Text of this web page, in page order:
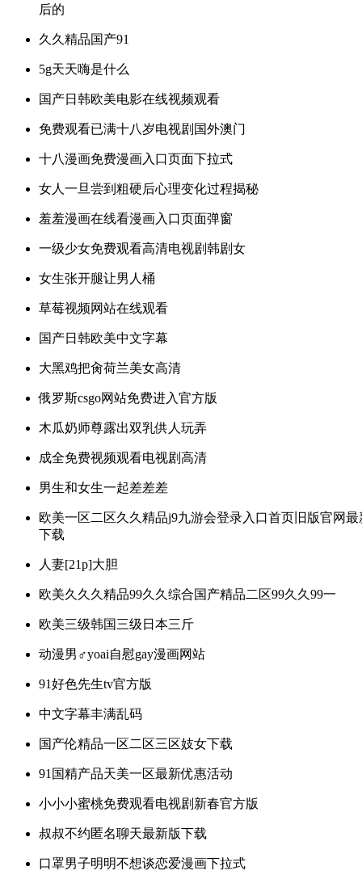
后的
久久精品国产91
5g天天嗨是什么
国产日韩欧美电影在线视频观看
免费观看已满十八岁电视剧国外澳门
十八漫画免费漫画入口页面下拉式
女人一旦尝到粗硬后心理变化过程揭秘
羞羞漫画在线看漫画入口页面弹窗
一级少女免费观看高清电视剧韩剧女
女生张开腿让男人桶
草莓视频网站在线观看
国产日韩欧美中文字幕
大黑鸡把肏荷兰美女高清
俄罗斯csgo网站免费进入官方版
木瓜奶师尊露出双乳供人玩弄
成全免费视频观看电视剧高清
男生和女生一起差差差
欧美一区二区久久精品j9九游会登录入口首页旧版官网最
下载
人妻[21p]大胆
欧美久久久精品99久久综合国产精品二区99久久99一
欧美三级韩国三级日本三斤
动漫男♂yoai自慰gay漫画网站
91好色先生tv官方版
中文字幕丰满乱码
国产伦精品一区二区三区妓女下载
91国精产品天美一区最新优惠活动
小小小蜜桃免费观看电视剧新春官方版
叔叔不约匿名聊天最新版下载
口罩男子明明不想谈恋爱漫画下拉式